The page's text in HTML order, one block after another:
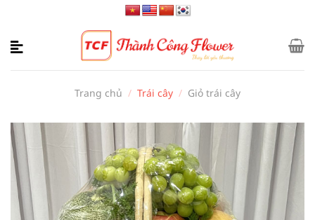
nội
Trang chủ / Trái cây / Giỏ trái cây